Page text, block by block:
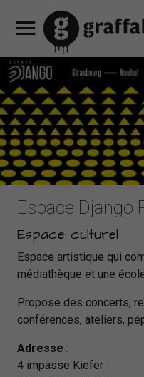
FR
EN
DE
Réserver
une
chambre
d'hotel
Réserver
un
appartement
Consigne
à
bagages
Réserver
une
table
Notre
hôtel
Découvrez
nos
chambres
Offres
promotionnelles
Nos
services
Café
Restaurant
HEY
MAMA
Notre
programmation
culturelle
Nos
partenaires
Contacts
& accès
Espace Django
Espace culturel
Espace artistique qui
médiathèque et une
Propose des concerts,
conférences, ateliers,
Adresse :
4 impasse Kiefer